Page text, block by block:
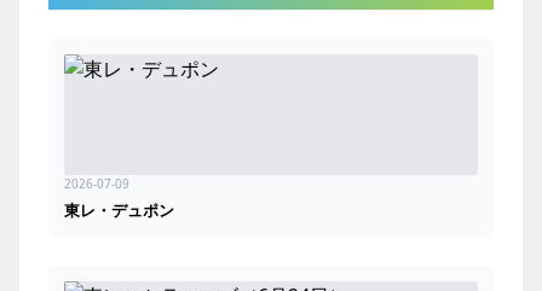
2026-07-09
東レ・デュポン